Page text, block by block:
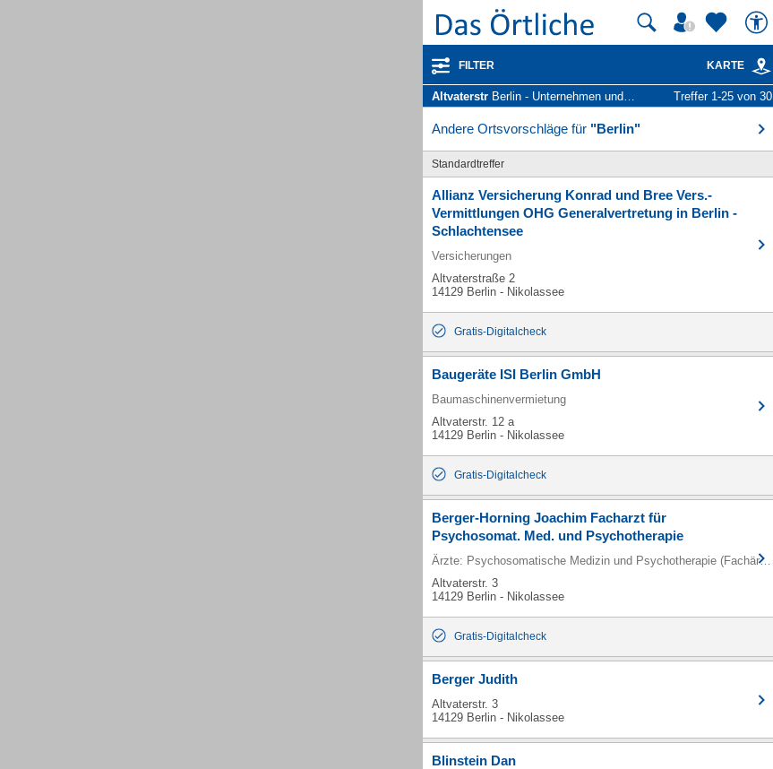
FILTER KARTE
Altvaterstr Berlin - Unternehmen und Personen Treffer 1-25 von 30
Andere Ortsvorschläge für "Berlin"
Standardtreffer
Allianz Versicherung Konrad und Bree Vers.-
Vermittlungen OHG Generalvertretung in Berlin -
Schlachtensee
Versicherungen
Altvaterstraße 2
14129 Berlin - Nikolassee
Gratis-Digitalcheck
Baugeräte ISI Berlin GmbH
Baumaschinenvermietung
Altvaterstr. 12 a
14129 Berlin - Nikolassee
Gratis-Digitalcheck
Berger-Horning Joachim Facharzt für
Psychosomat. Med. und Psychotherapie
Ärzte: Psychosomatische Medizin und Psychotherapie (Fachärzte)
Altvaterstr. 3
14129 Berlin - Nikolassee
Gratis-Digitalcheck
Berger Judith
Altvaterstr. 3
14129 Berlin - Nikolassee
Blinstein Dan